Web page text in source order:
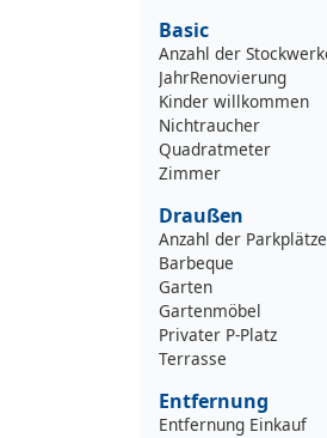
Basic
Anzahl der
JahrRenovierung
Kinder willkommen
Nichtraucher
Quadratmeter
Zimmer
Draußen
Anzahl der Parkplätze
Barbeque
Garten
Gartenmöbel
Privater P-Platz
Terrasse
Entfernung
Entfernung Einkauf